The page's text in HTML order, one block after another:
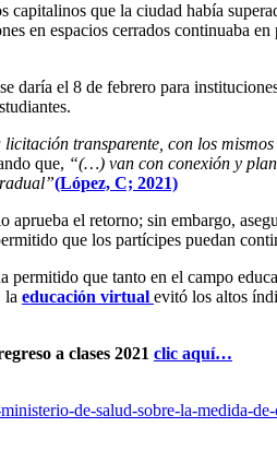
capitalinos que la ciudad había
en espacios cerrados continuaba
daría el 8 de febrero para
transparente, con los
que, “(…) van con conexión y
(López, C; 2021)
aprueba el retorno; sin embargo,
que los partícipes puedan
permitido que tanto en el campo
la educación virtual evitó los altos
a clases 2021 clic aquí…
de-salud-sobre-la-medida-